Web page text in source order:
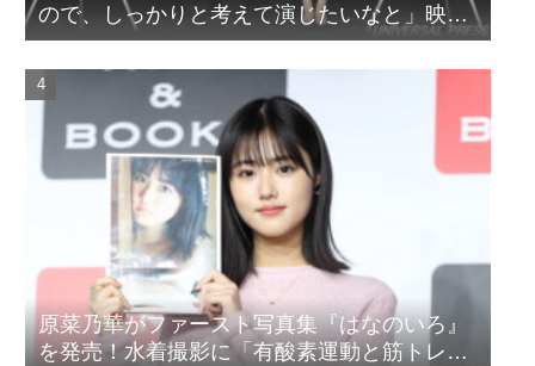
ので、しっかりと考えて演じたいなと」映画
『山女』東京国際映画祭Q&A
原菜乃華がファースト写真集『はなのいろ』
を発売！水着撮影に「有酸素運動と筋トレを